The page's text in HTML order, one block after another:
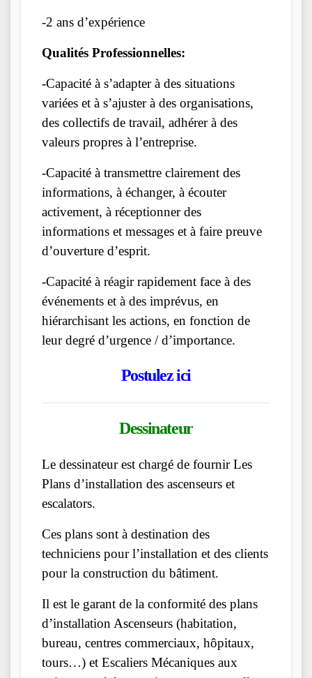
-2 ans d’expérience
Qualités Professionnelles:
-Capacité à s’adapter à des situations
variées et à s’ajuster à des organisations,
des collectifs de travail, adhérer à des
valeurs propres à l’entreprise.
-Capacité à transmettre clairement des
informations, à échanger, à écouter
activement, à réceptionner des
informations et messages et à faire preuve
d’ouverture d’esprit.
-Capacité à réagir rapidement face à des
événements et à des imprévus, en
hiérarchisant les actions, en fonction de
leur degré d’urgence / d’importance.
Postulez ici
Dessinateur
Le dessinateur est chargé de fournir Les
Plans d’installation des ascenseurs et
escalators.
Ces plans sont à destination des
techniciens pour l’installation et des clients
pour la construction du bâtiment.
Il est le garant de la conformité des plans
d’installation Ascenseurs (habitation,
bureau, centres commerciaux, hôpitaux,
tours…) et Escaliers Mécaniques aux